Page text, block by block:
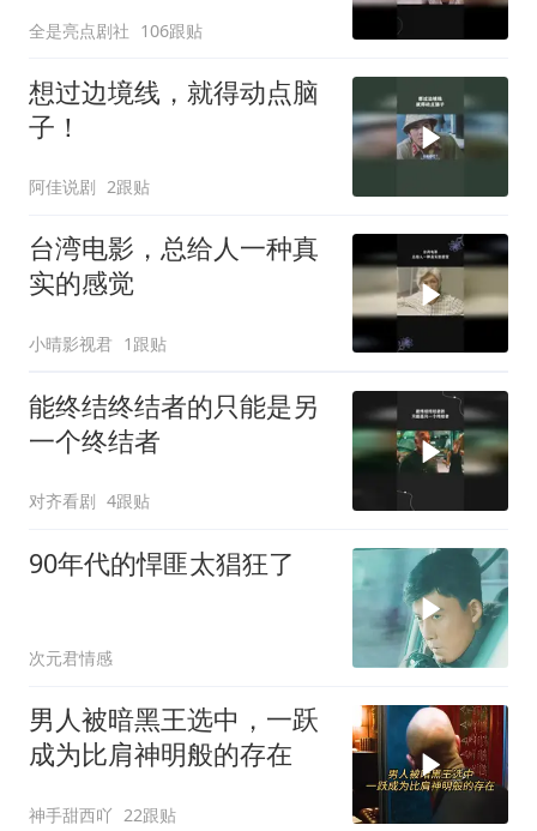
全是亮点剧社 106跟贴
想过边境线，就得动点脑
子！
阿佳说剧 2跟贴
台湾电影，总给人一种真
实的感觉
小晴影视君 1跟贴
能终结终结者的只能是另
一个终结者
对齐看剧 4跟贴
90年代的悍匪太猖狂了
次元君情感
男人被暗黑王选中，一跃
成为比肩神明般的存在
神手甜西吖 22跟贴